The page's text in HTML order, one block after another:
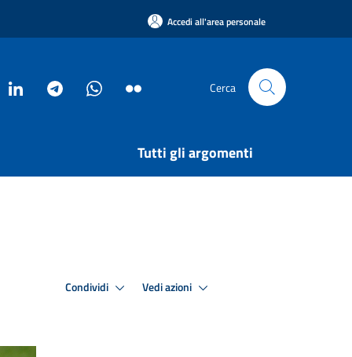
Accedi all'area personale
Cerca
Tutti gli argomenti
Condividi Vedi azioni